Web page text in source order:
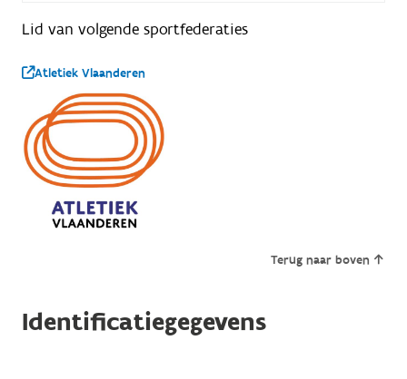
Lid van volgende sportfederaties
Atletiek Vlaanderen
Terug naar boven
Identificatiegegevens